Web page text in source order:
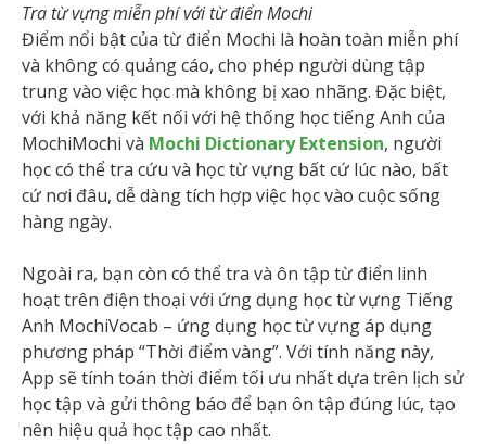
Tra từ vựng miễn phí với từ điển Mochi
Điểm nổi bật của từ điển Mochi là hoàn toàn miễn phí
và không có quảng cáo, cho phép người dùng tập
trung vào việc học mà không bị xao nhãng. Đặc biệt,
với khả năng kết nối với hệ thống học tiếng Anh của
MochiMochi và Mochi Dictionary Extension, người
học có thể tra cứu và học từ vựng bất cứ lúc nào, bất
cứ nơi đâu, dễ dàng tích hợp việc học vào cuộc sống
hàng ngày.
Ngoài ra, bạn còn có thể tra và ôn tập từ điển linh
hoạt trên điện thoại với ứng dụng học từ vựng Tiếng
Anh MochiVocab – ứng dụng học từ vựng áp dụng
phương pháp ​​“Thời điểm vàng”. Với tính năng này,
App sẽ tính toán thời điểm tối ưu nhất dựa trên lịch sử
học tập và gửi thông báo để bạn ôn tập đúng lúc, tạo
nên hiệu quả học tập cao nhất.